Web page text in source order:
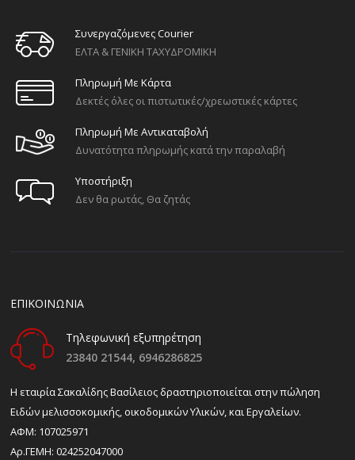
Συνεργαζόμενες Courier
ΕΛΤΑ & ΓΕΝΙΚΗ ΤΑΧΥΔΡΟΜΙΚΗ
Πληρωμή Με Κάρτα
Δεκτές όλες οι πιστωτικές/χρεωστικές κάρτες
Πληρωμή Με Αντικαταβολή
Δυνατότητα πληρωμής κατά την παραλαβή
Υποστήριξη
Δεν θα ρωτάς, Θα ζητάς
ΕΠΙΚΟΙΝΩΝΙΑ
Τηλεφωνική εξυπηρέτηση
23840 21544, 6946286825
H εταιρία Σακαλίδης Βασίλειος δραστηριοποιείται στην πώληση
Ειδών μελισσοκομικής, οικοδομικών Υλικών, και Εργαλείων.
ΑΦΜ: 107025971
Αρ.ΓΕΜΗ: 024252047000